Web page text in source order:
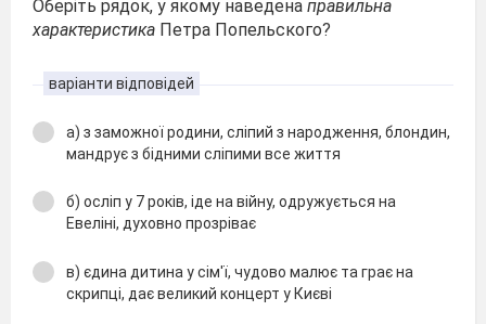
Оберіть рядок, у якому наведена правильна
характеристика Петра Попельского?
варіанти відповідей
а) з заможної родини, сліпий з народження, блондин,
мандрує з бідними сліпими все життя
б) осліп у 7 років, іде на війну, одружується на
Евеліні, духовно прозріває
в) єдина дитина у сім'ї, чудово малює та грає на
скрипці, дає великий концерт у Києві